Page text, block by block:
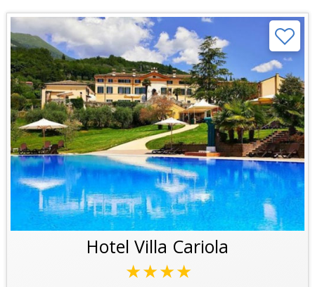
Hotel Villa Cariola
★★★★